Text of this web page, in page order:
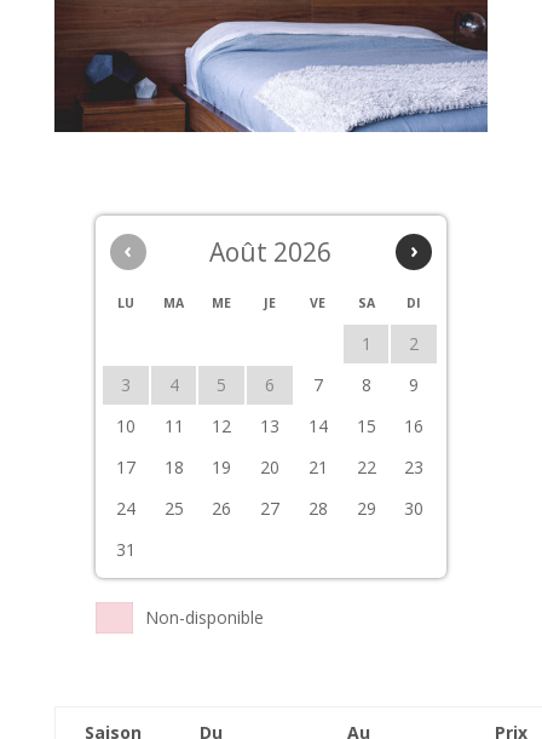
‹ ›
Août 2026
LU MA ME JE VE SA DI
1
2
3
4 5 6 7 8
9
10
11 12 13 14 15
16
17
18 19 20 21 22
23
24
25 26 27 28 29
30
31
Non-disponible
Saison Du Au Prix